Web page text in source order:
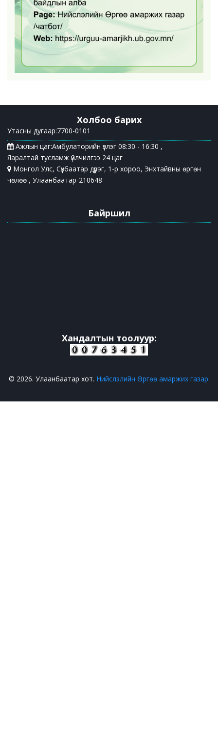
Холбоо барих
Утасны дугаар:7700-0101
Ажлын цаг:Амбулаторийн үзлэг 08:30 - 16:30 ,
Яаралтай тусламж үйлчилгээ 24 цаг
Монгол Улс, Сүхбаатар дүүрэг, 1-р хороо, Энхтайвны өргөн
чөлөө , Улаанбаатар-210648
Байршил
Хандалтын тоолуур:
© 2026. Улаанбаатар хот. Нийслэлийн Өргөө амаржих газар.